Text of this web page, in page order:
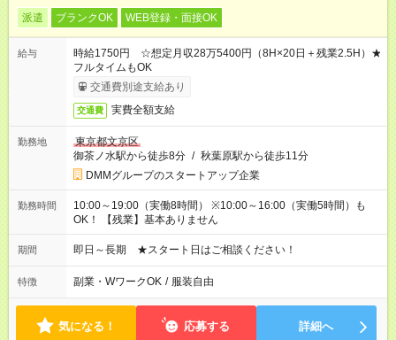
派遣 ブランクOK WEB登録・面接OK
給与
時給1750円 ☆想定月収28万5400円（8H×20日＋残業2.5H）★
フルタイムもOK
交通費別途支給あり
交通費 実費全額支給
勤務地
東京都文京区
御茶ノ水駅から徒歩8分 / 秋葉原駅から徒歩11分
DMMグループのスタートアップ企業
勤務時間
10:00～19:00（実働8時間） ※10:00～16:00（実働5時間）も
OK！ 【残業】基本ありません
期間 即日～長期 ★スタート日はご相談ください！
特徴 副業・WワークOK / 服装自由
気になる！ 応募する 詳細へ